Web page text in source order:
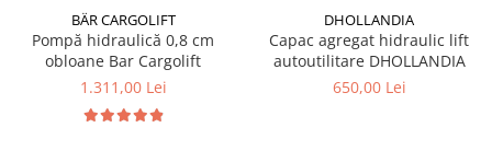
BÄR CARGOLIFT
Pompă hidraulică 0,8 cm
obloane Bar Cargolift
1.311,00 Lei
DHOLLANDIA
Capac agregat hidraulic lift
autoutilitare DHOLLANDIA
650,00 Lei